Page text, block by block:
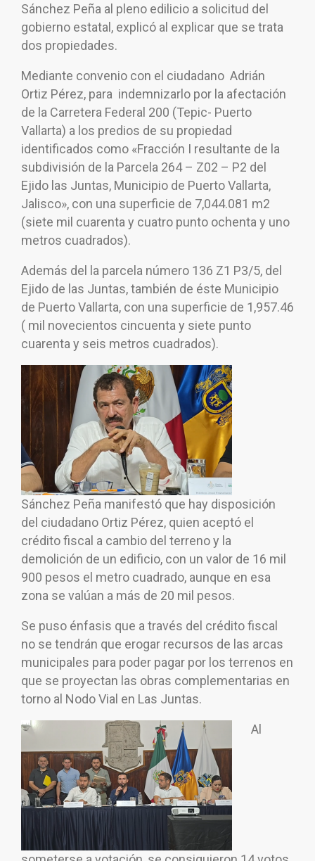
Sánchez Peña al pleno edilicio a solicitud del
gobierno estatal, explicó al explicar que se trata
dos propiedades.
Mediante convenio con el ciudadano Adrián
Ortiz Pérez, para indemnizarlo por la afectación
de la Carretera Federal 200 (Tepic- Puerto
Vallarta) a los predios de su propiedad
identificados como «Fracción I resultante de la
subdivisión de la Parcela 264 – Z02 – P2 del
Ejido las Juntas, Municipio de Puerto Vallarta,
Jalisco», con una superficie de 7,044.081 m2
(siete mil cuarenta y cuatro punto ochenta y uno
metros cuadrados).
Además del la parcela número 136 Z1 P3/5, del
Ejido de las Juntas, también de éste Municipio
de Puerto Vallarta, con una superficie de 1,957.46
( mil novecientos cincuenta y siete punto
cuarenta y seis metros cuadrados).
Sánchez Peña manifestó que hay disposición
del ciudadano Ortiz Pérez, quien aceptó el
crédito fiscal a cambio del terreno y la
demolición de un edificio, con un valor de 16 mil
900 pesos el metro cuadrado, aunque en esa
zona se valúan a más de 20 mil pesos.
Se puso énfasis que a través del crédito fiscal
no se tendrán que erogar recursos de las arcas
municipales para poder pagar por los terrenos en
que se proyectan las obras complementarias en
torno al Nodo Vial en Las Juntas.
Al